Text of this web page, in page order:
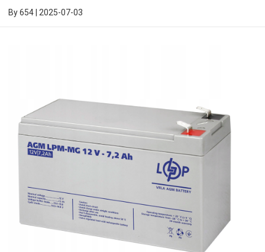
By654 2025-07-03